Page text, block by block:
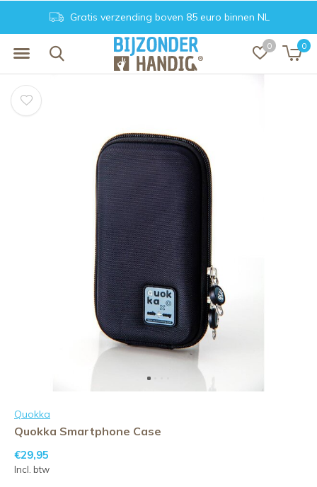
0 0
Gratis verzending boven 85 euro binnen NL
Quokka
Quokka Smartphone Case
€29,95
Incl. btw